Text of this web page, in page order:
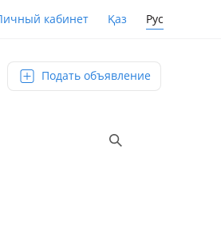
кабинет Қаз Рус
Подать объявление